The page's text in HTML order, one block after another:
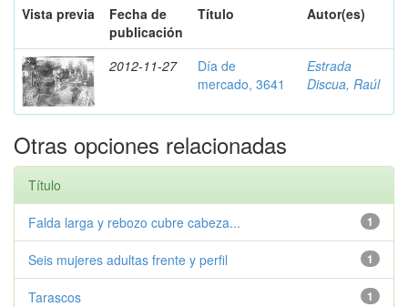
Vista previa
Fecha de
publicación
Título Autor(es)
2012-11-27
Día de
mercado, 3641
Estrada
Discua, Raúl
Otras opciones relacionadas
Título
1
Falda larga y rebozo cubre cabeza...
1
Seis mujeres adultas frente y perfil
1
Tarascos